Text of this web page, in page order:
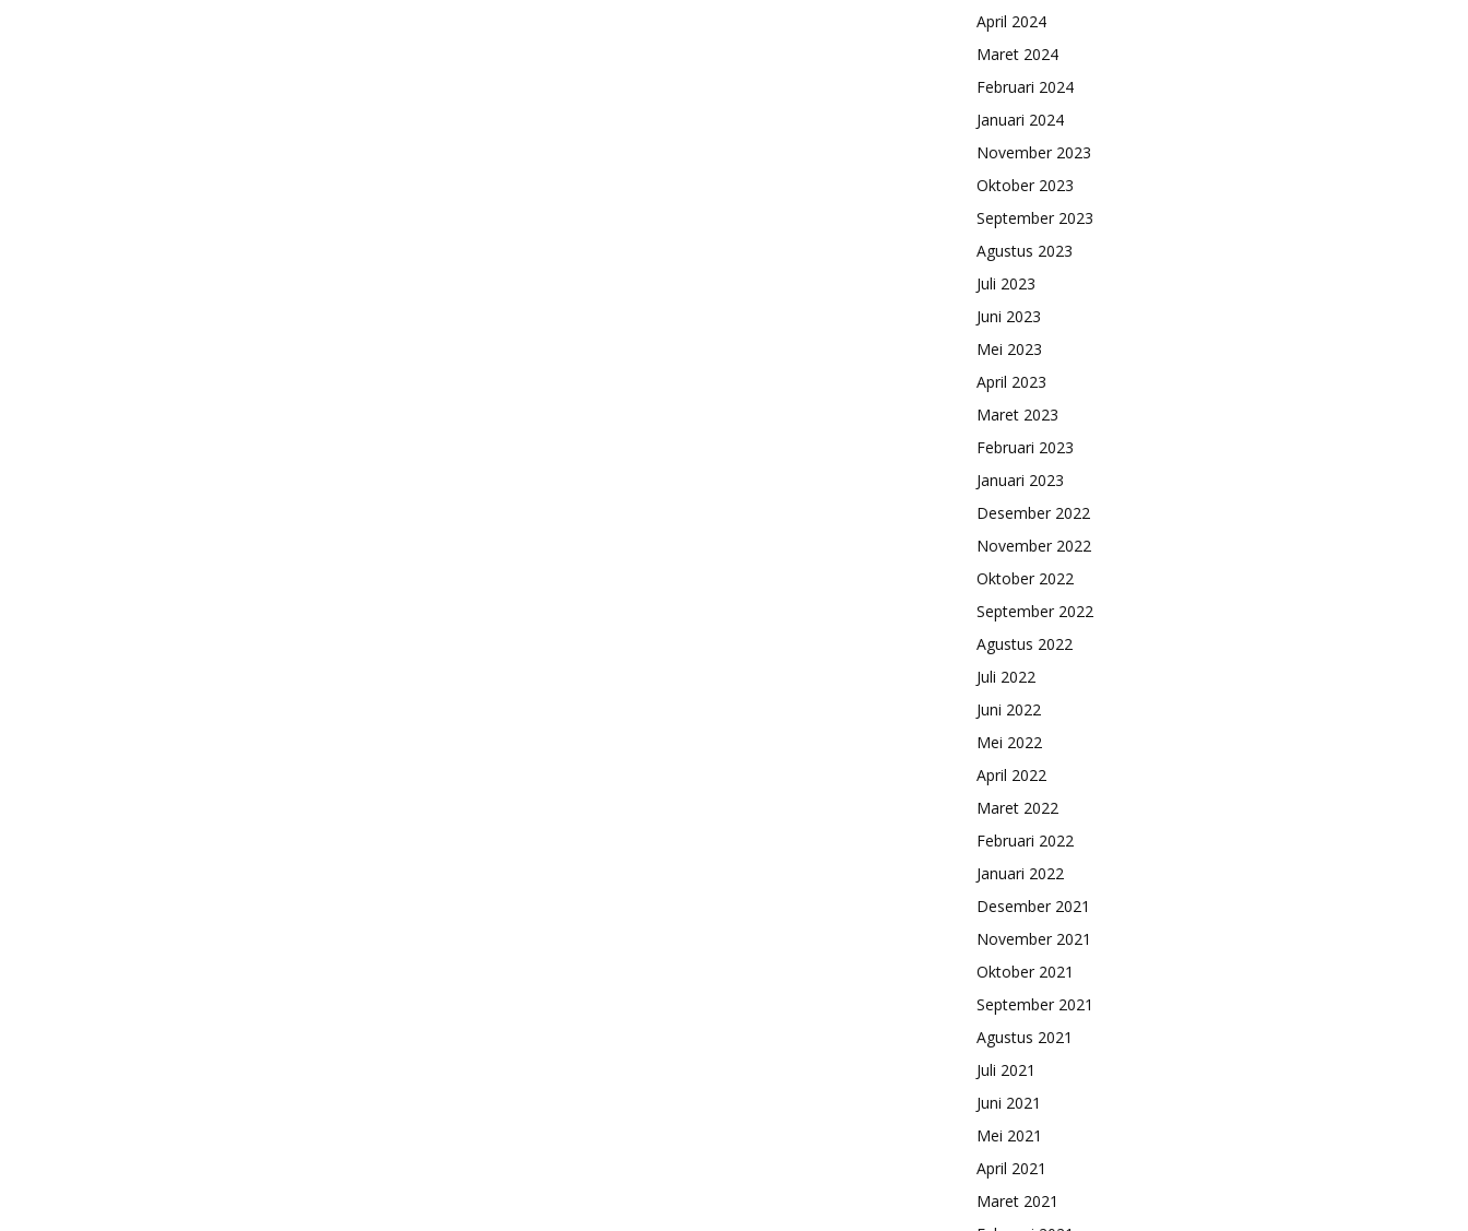
April 2024
Maret 2024
Februari 2024
Januari 2024
November 2023
Oktober 2023
September 2023
Agustus 2023
Juli 2023
Juni 2023
Mei 2023
April 2023
Maret 2023
Februari 2023
Januari 2023
Desember 2022
November 2022
Oktober 2022
September 2022
Agustus 2022
Juli 2022
Juni 2022
Mei 2022
April 2022
Maret 2022
Februari 2022
Januari 2022
Desember 2021
November 2021
Oktober 2021
September 2021
Agustus 2021
Juli 2021
Juni 2021
Mei 2021
April 2021
Maret 2021